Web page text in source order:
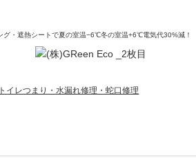
グ・遮熱シートで夏の室温−6℃冬の室温+6℃電気代30%減！
トイレつまり・水漏れ修理・蛇口修理